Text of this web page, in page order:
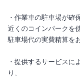
・作業車の駐車場が確
近くのコインパークを
駐車場代の実費精算を
・提供するサービスに
り、